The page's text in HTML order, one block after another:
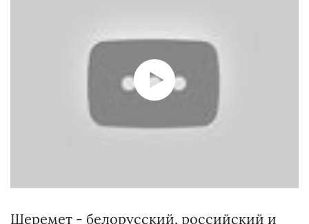
Шеремет - белорусский, российский и